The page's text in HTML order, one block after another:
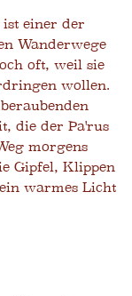
einer der
Wanderwege
oft, weil sie
wollen.
die der Pa'rus
morgens
Gipfel, Klippen
warmes Licht